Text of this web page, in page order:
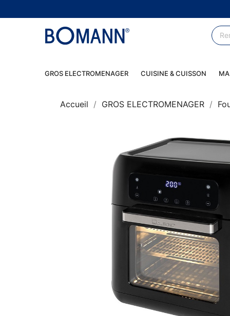
GROS ELECTROMENAGER CUISINE & CUISSON
Accueil GROS ELECTROMENAGER